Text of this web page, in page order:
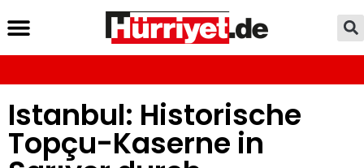
Istanbul: Historische
Topçu-Kaserne in